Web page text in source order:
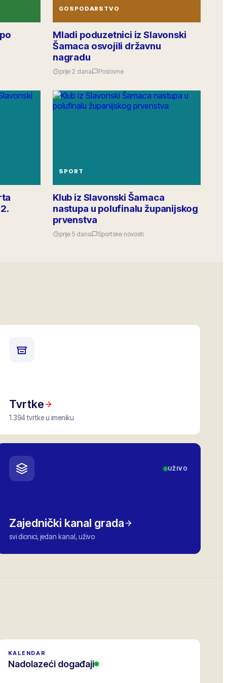
objave.
GRADSKA OBAVIJEST
odgovora·156lajkova 6.4k
GOSPODARSTVO
Mladi poduzetnici iz Slavonski
Šamaca osvojili državnu
nagradu
prije 2 dana Poslovne
SPORT
Klub iz Slavonski Šamaca
nastupa u polufinalu županijskog
prvenstva
prije 5 dana Sportske novosti
Tvrtke
1.394 tvrtke u imeniku
UŽIVO
Zajednički kanal grada
svi dionici, jedan kanal, uživo
KALENDAR
Nadolazeći događaji